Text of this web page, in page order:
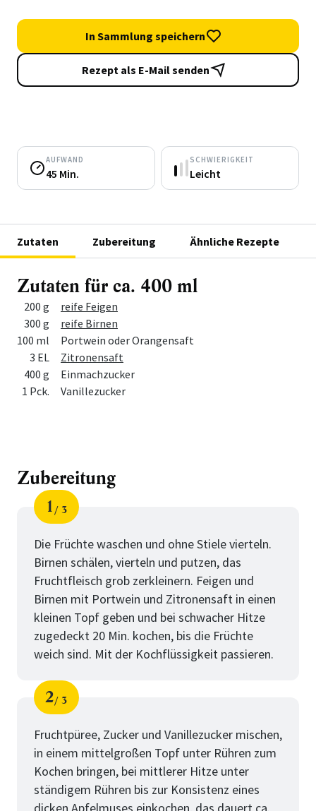
In Sammlung speichern
Rezept als E-Mail senden
AUFWAND
45 Min.
SCHWIERIGKEIT
Leicht
Zutaten Zubereitung Ähnliche Rezepte
Zutaten für ca. 400 ml
Menge Zutat
200 g
reife Feigen
300 g
reife Birnen
100 ml
Portwein oder Orangensaft
3 EL
Zitronensaft
400 g
Einmachzucker
1 Pck.
Vanillezucker
Zubereitung
Schritt
1
von
3
Die Früchte waschen und ohne Stiele vierteln.
Birnen schälen, vierteln und putzen, das
Fruchtfleisch grob zerkleinern. Feigen und
Birnen mit Portwein und Zitronensaft in einen
kleinen Topf geben und bei schwacher Hitze
zugedeckt 20 Min. kochen, bis die Früchte
weich sind. Mit der Kochflüssigkeit passieren.
Schritt
2
von
3
Fruchtpüree, Zucker und Vanillezucker mischen,
in einem mittelgroßen Topf unter Rühren zum
Kochen bringen, bei mittlerer Hitze unter
ständigem Rühren bis zur Konsistenz eines